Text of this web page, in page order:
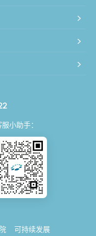
小助手：
可持续发展